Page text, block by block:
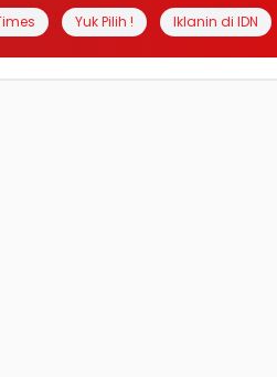
Yuk Pilih ! Iklanin di IDN